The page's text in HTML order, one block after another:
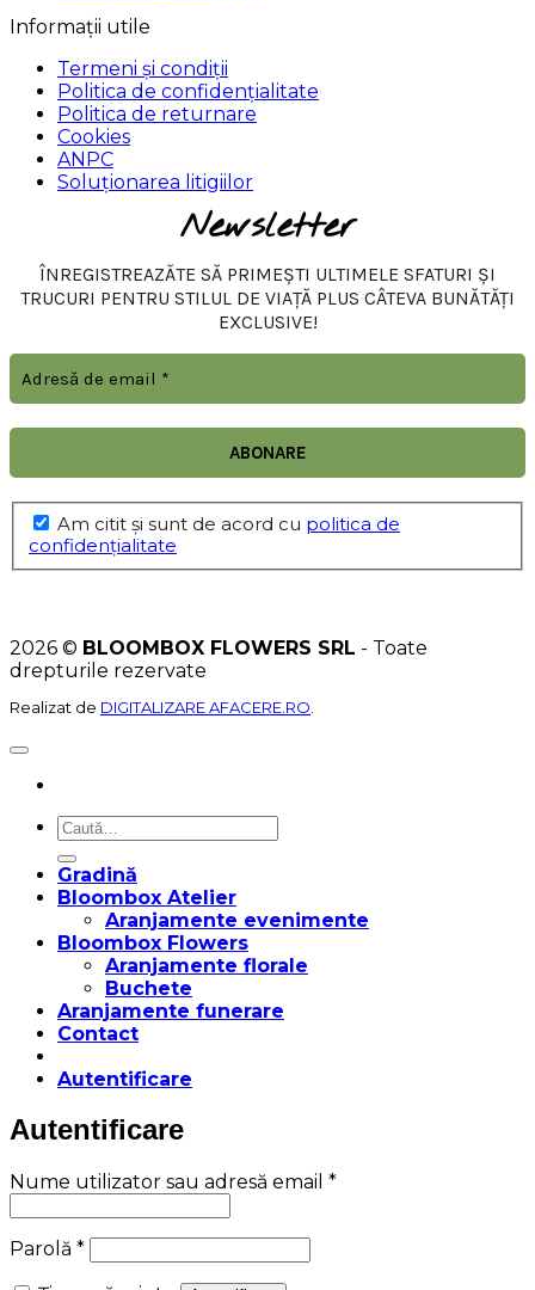
Informații utile
Termeni și condiții
Politica de confidențialitate
Politica de returnare
Cookies
ANPC
Soluționarea litigiilor
Newsletter
ÎNREGISTREAZĂTE SĂ PRIMEȘTI ULTIMELE SFATURI ȘI
TRUCURI PENTRU STILUL DE VIAȚĂ PLUS CÂTEVA BUNĂTĂȚI
EXCLUSIVE!
Am citit şi sunt de acord cu politica de
confidențialitate
2026 © BLOOMBOX FLOWERS SRL - Toate
drepturile rezervate
Realizat de DIGITALIZARE AFACERE.RO
Caută
după:
Gradină
Bloombox Atelier
Aranjamente evenimente
Bloombox Flowers
Aranjamente florale
Buchete
Aranjamente funerare
Contact
Autentificare
Autentificare
Nume utilizator sau adresă email *Obligatoriu
Parolă *Obligatoriu